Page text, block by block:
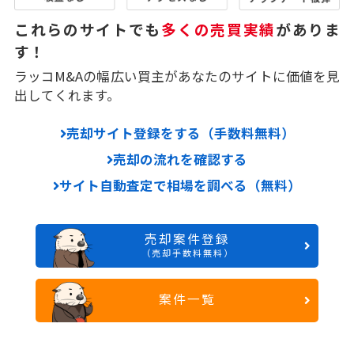
これらのサイトでも多くの売買実績がありま
す！
ラッコM&Aの幅広い買主があなたのサイトに価値を見
出してくれます。
売却サイト登録をする（手数料無料）
売却の流れを確認する
サイト自動査定で相場を調べる（無料）
売却案件登録
（売却手数料無料）
案件一覧